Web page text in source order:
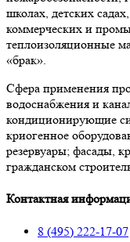
школах, детских
коммерческих и
теплоизоляционные
«брак».
Сфера применения
водоснабжения и
кондиционирующие
криогенное
резервуары; фасады,
гражданском
Контактная
8 (495) 222-17-07